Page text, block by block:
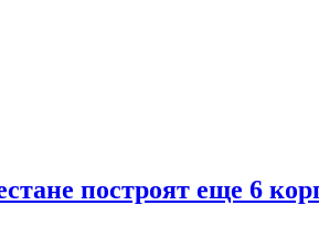
построят еще 6